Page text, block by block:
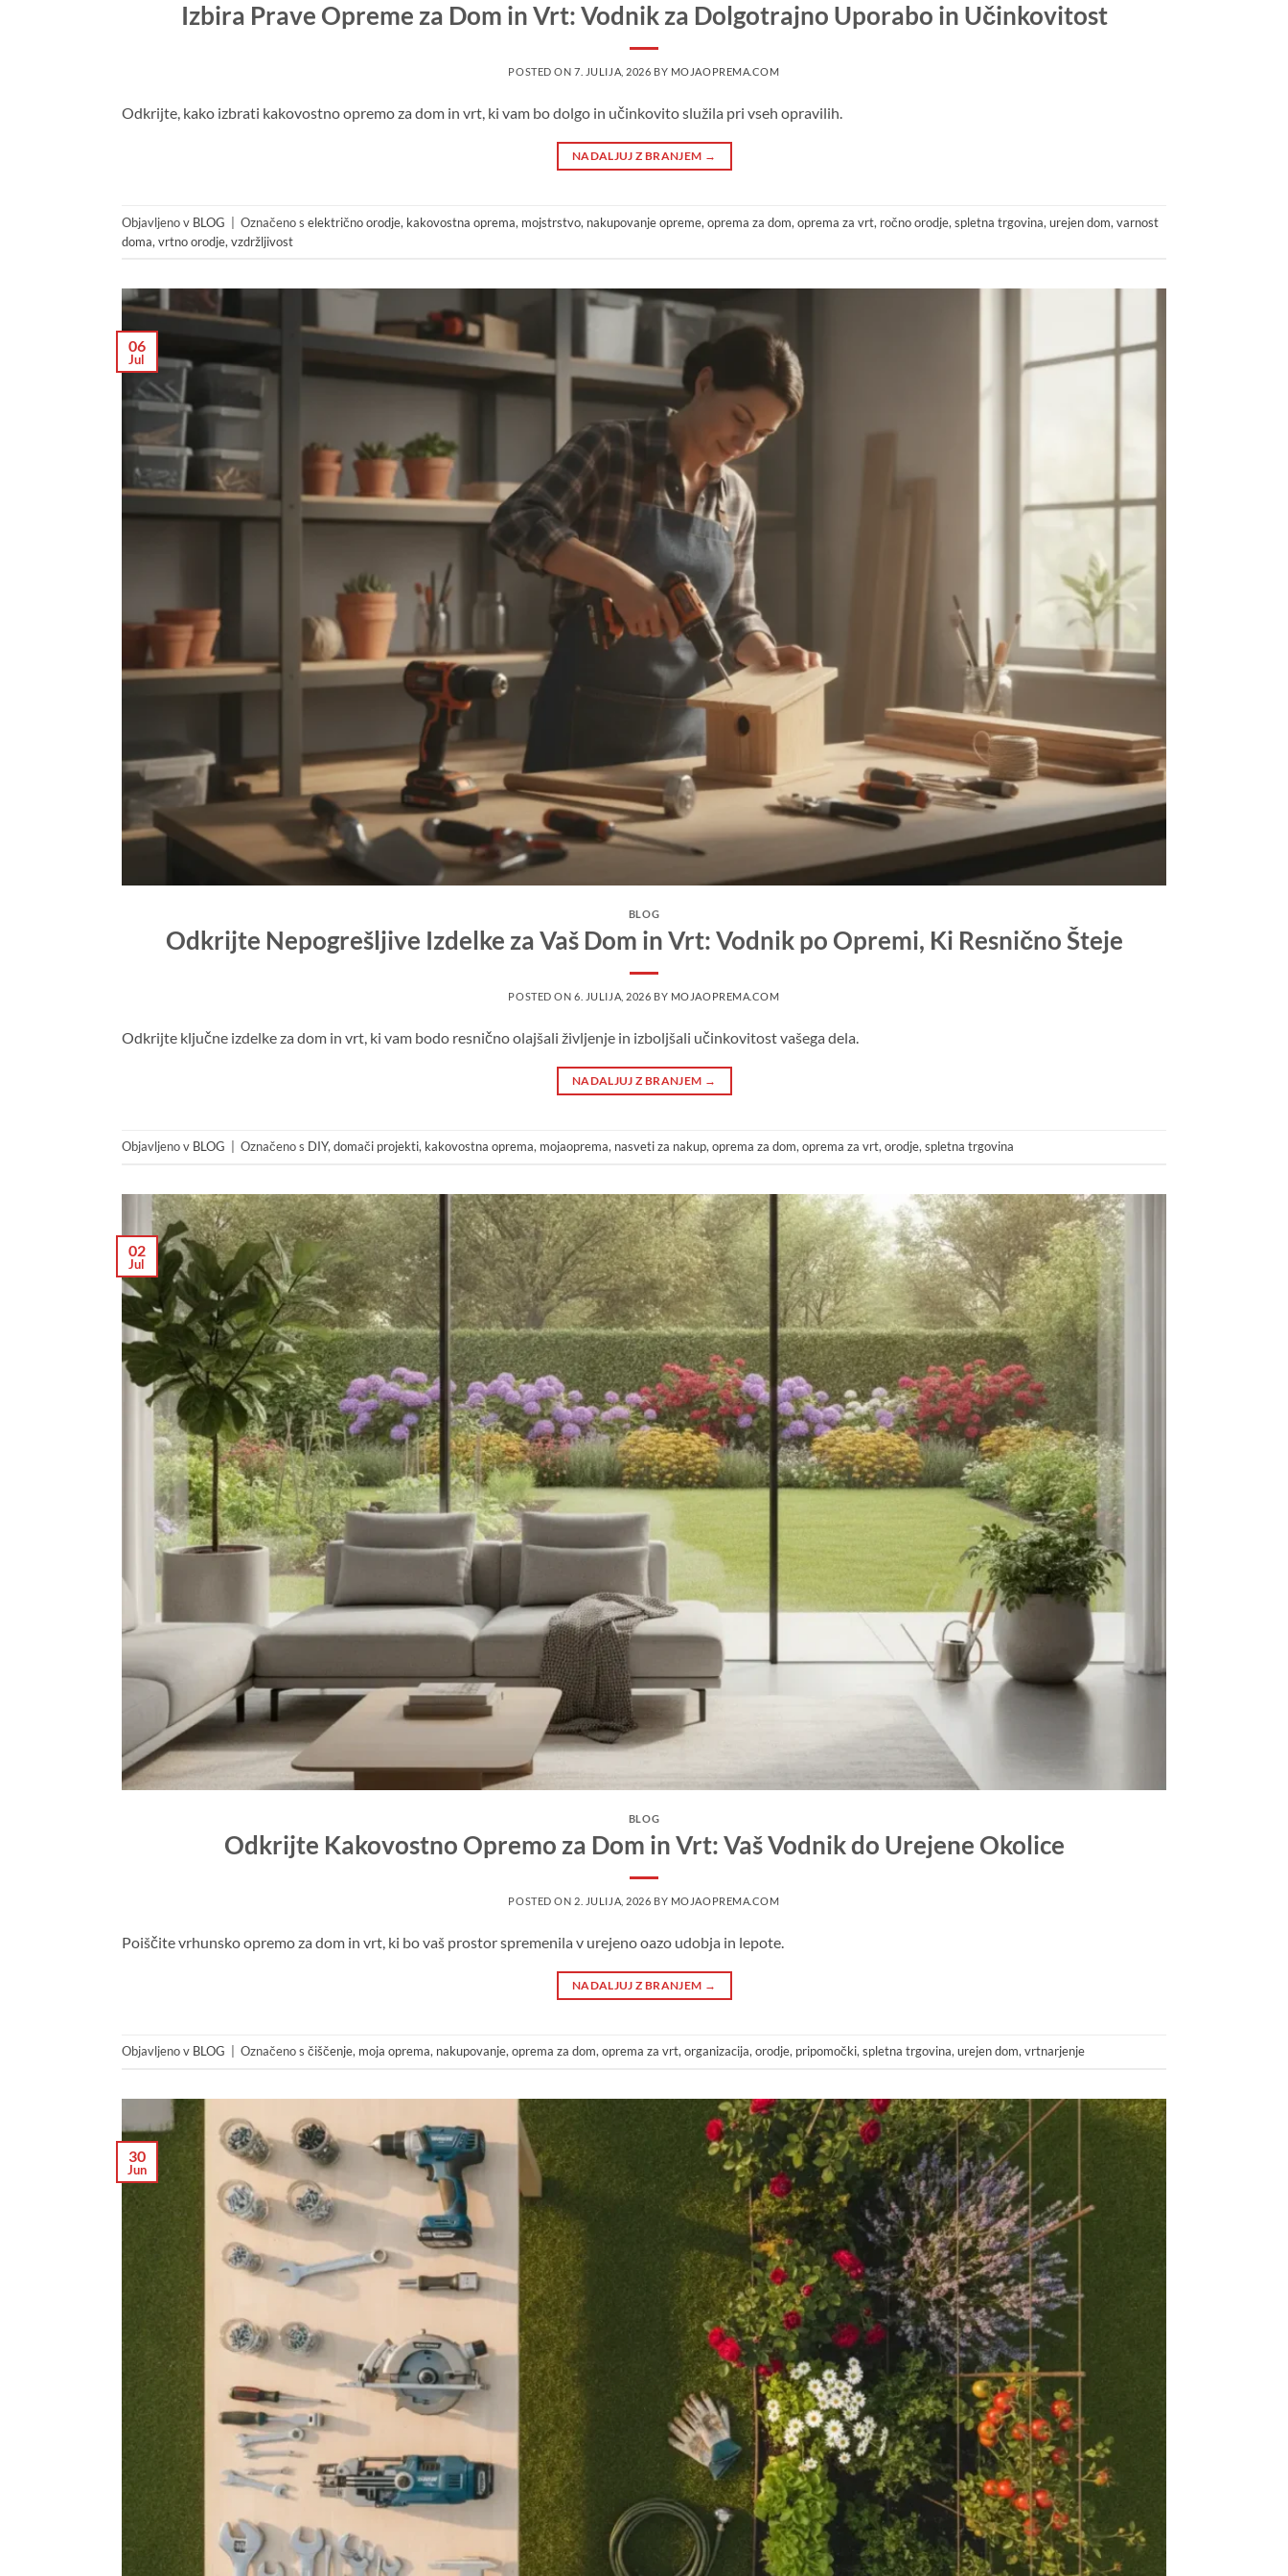
Izbira Prave Opreme za Dom in Vrt: Vodnik za Dolgotrajno Uporabo in Učinkovitost
POSTED ON7. JULIJA, 2026 BY MOJAOPREMA.COM
Odkrijte, kako izbrati kakovostno opremo za dom in vrt, ki vam bo dolgo in učinkovito služila pri vseh opravilih.
NADALJUJ Z BRANJEM →
Objavljeno v BLOG Označeno s električno orodje, kakovostna oprema, mojstrstvo, nakupovanje opreme, oprema za dom, oprema za vrt, ročno orodje, spletna trgovina, urejen dom, varnost
doma, vrtno orodje, vzdržljivost
06
Jul
BLOG
Odkrijte Nepogrešljive Izdelke za Vaš Dom in Vrt: Vodnik po Opremi, Ki Resnično Šteje
POSTED ON6. JULIJA, 2026 BY MOJAOPREMA.COM
Odkrijte ključne izdelke za dom in vrt, ki vam bodo resnično olajšali življenje in izboljšali učinkovitost vašega dela.
NADALJUJ Z BRANJEM →
Objavljeno v BLOG Označeno s DIY, domači projekti, kakovostna oprema, mojaoprema, nasveti za nakup, oprema za dom, oprema za vrt, orodje, spletna trgovina
02
Jul
BLOG
Odkrijte Kakovostno Opremo za Dom in Vrt: Vaš Vodnik do Urejene Okolice
POSTED ON 2. JULIJA, 2026 BY MOJAOPREMA.COM
Poiščite vrhunsko opremo za dom in vrt, ki bo vaš prostor spremenila v urejeno oazo udobja in lepote.
NADALJUJ Z BRANJEM →
Objavljeno v BLOG Označeno s čiščenje, moja oprema, nakupovanje,oprema za dom,oprema za vrt,organizacija,orodje, pripomočki,spletna trgovina,urejen dom,vrtnarjenje
30
Jun